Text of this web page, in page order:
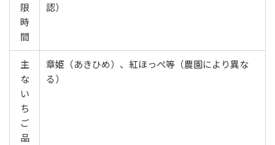
限
時
間
認）
主
な
い
ち
ご
品
章姫（あきひめ）、紅ほっぺ等（農園により異な
る）